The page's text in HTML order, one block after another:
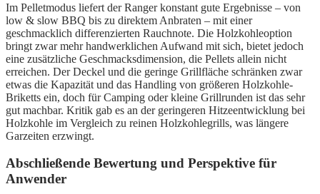
Im Pelletmodus liefert der Ranger konstant gute Ergebnisse – von
low & slow BBQ bis zu direktem Anbraten – mit einer
geschmacklich differenzierten Rauchnote. Die Holzkohleoption
bringt zwar mehr handwerklichen Aufwand mit sich, bietet jedoch
eine zusätzliche Geschmacksdimension, die Pellets allein nicht
erreichen. Der Deckel und die geringe Grillfläche schränken zwar
etwas die Kapazität und das Handling von größeren Holzkohle-
Briketts ein, doch für Camping oder kleine Grillrunden ist das sehr
gut machbar. Kritik gab es an der geringeren Hitzeentwicklung bei
Holzkohle im Vergleich zu reinen Holzkohlegrills, was längere
Garzeiten erzwingt.
Abschließende Bewertung und Perspektive für
Anwender